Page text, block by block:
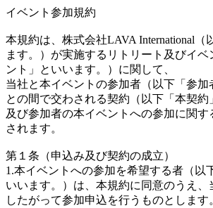
イベント参加規約
本規約は、株式会社LAVA International（
ます。）が実施するリトリート及びイ
ント」といいます。）に関して、
当社と本イベントの参加者（以下「参加
との間で交わされる契約（以下「本契約
及び参加者の本イベントへの参加に関す
されます。
第１条（申込み及び契約の成立）
1.本イベントへの参加を希望する者（以
いいます。）は、本規約に同意のうえ、
したがって参加申込を行うものとします